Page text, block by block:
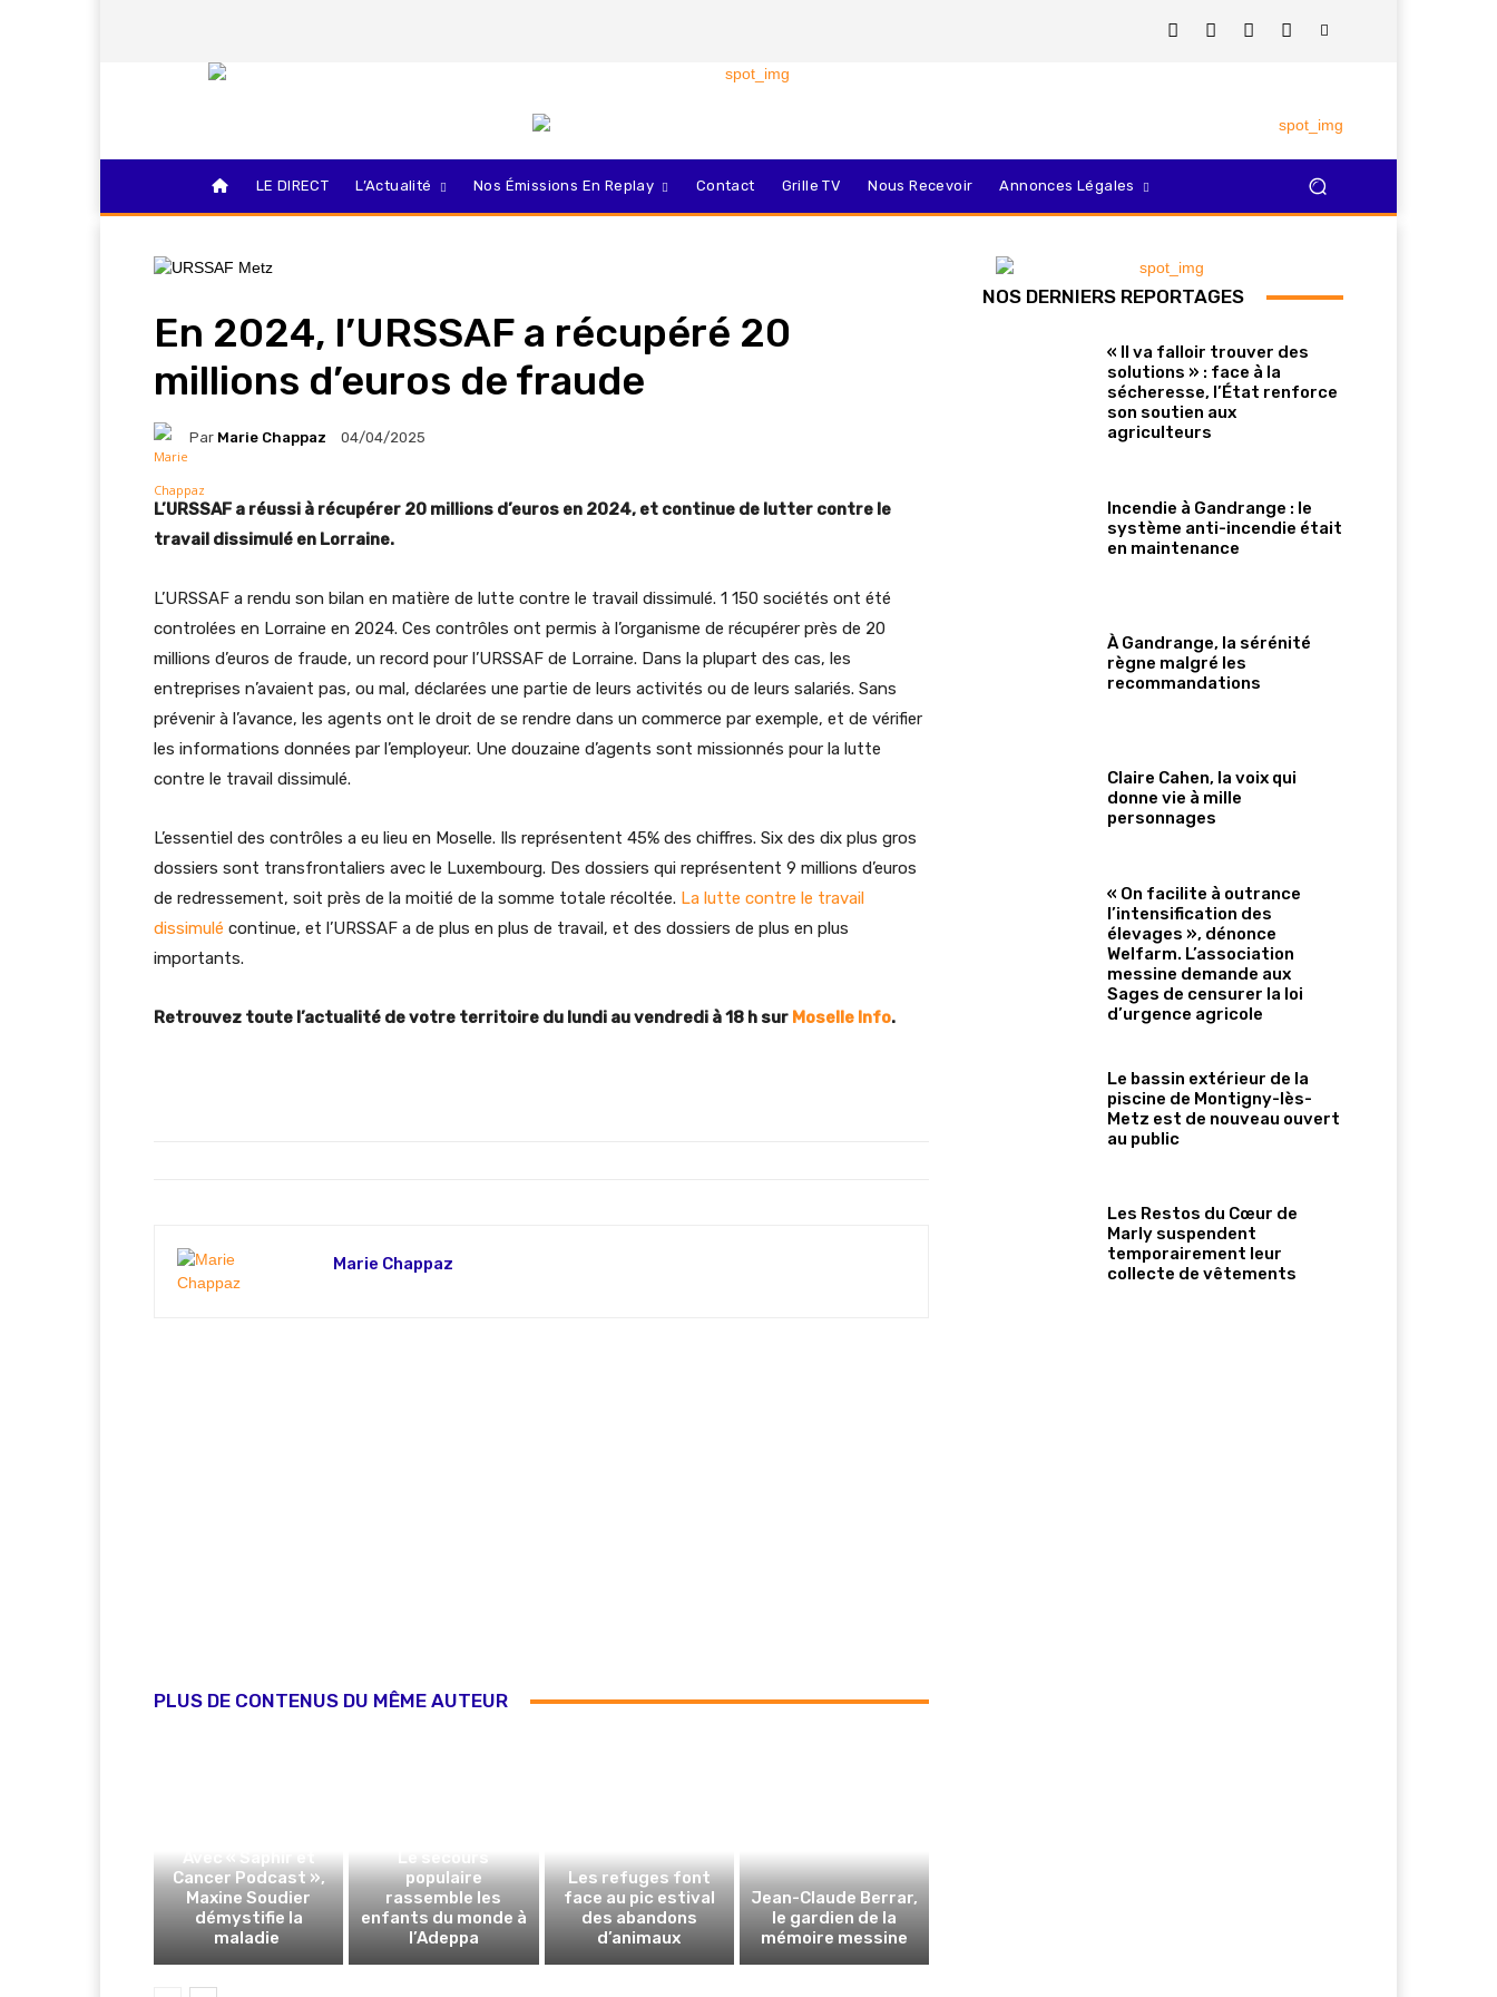
LE DIRECT L’Actualité Nos Émissions En Replay Contact Grille TV Nous Recevoir Annonces Légales
En 2024, l’URSSAF a récupéré 20
millions d’euros de fraude
Par Marie Chappaz 04/04/2025
L’URSSAF a réussi à récupérer 20 millions d’euros en 2024, et continue de lutter contre le
travail dissimulé en Lorraine.
L’URSSAF a rendu son bilan en matière de lutte contre le travail dissimulé. 1 150 sociétés ont été
controlées en Lorraine en 2024. Ces contrôles ont permis à l’organisme de récupérer près de 20
millions d’euros de fraude, un record pour l’URSSAF de Lorraine. Dans la plupart des cas, les
entreprises n’avaient pas, ou mal, déclarées une partie de leurs activités ou de leurs salariés. Sans
prévenir à l’avance, les agents ont le droit de se rendre dans un commerce par exemple, et de vérifier
les informations données par l’employeur. Une douzaine d’agents sont missionnés pour la lutte
contre le travail dissimulé.
L’essentiel des contrôles a eu lieu en Moselle. Ils représentent 45% des chiffres. Six des dix plus gros
dossiers sont transfrontaliers avec le Luxembourg. Des dossiers qui représentent 9 millions d’euros
de redressement, soit près de la moitié de la somme totale récoltée. La lutte contre le travail
dissimulé continue, et l’URSSAF a de plus en plus de travail, et des dossiers de plus en plus
importants.
Retrouvez toute l’actualité de votre territoire du lundi au vendredi à 18 h sur Moselle Info.
Marie Chappaz
PLUS DE CONTENUS DU MÊME AUTEUR
Avec « Saphir et
Cancer Podcast »,
Maxine Soudier
démystifie la
maladie
Le secours
populaire
rassemble les
enfants du monde à
l’Adeppa
Les refuges font
face au pic estival
des abandons
d’animaux
Jean-Claude Berrar,
le gardien de la
mémoire messine
NOS DERNIERS REPORTAGES
« Il va falloir trouver des
solutions » : face à la
sécheresse, l’État renforce
son soutien aux
agriculteurs
Incendie à Gandrange : le
système anti-incendie était
en maintenance
À Gandrange, la sérénité
règne malgré les
recommandations
Claire Cahen, la voix qui
donne vie à mille
personnages
« On facilite à outrance
l’intensification des
élevages », dénonce
Welfarm. L’association
messine demande aux
Sages de censurer la loi
d’urgence agricole
Le bassin extérieur de la
piscine de Montigny-lès-
Metz est de nouveau ouvert
au public
Les Restos du Cœur de
Marly suspendent
temporairement leur
collecte de vêtements